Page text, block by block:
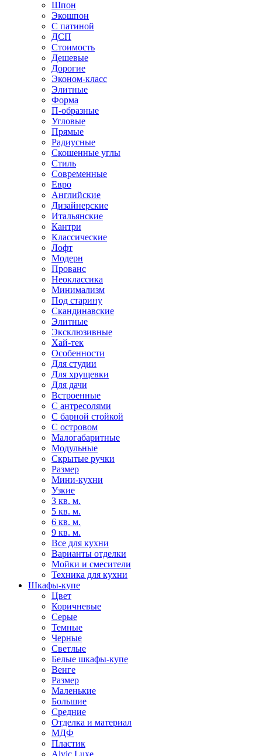
Шпон
Экошпон
С патиной
ДСП
Стоимость
Дешевые
Дорогие
Эконом-класс
Элитные
Форма
П-образные
Угловые
Прямые
Радиусные
Скошенные углы
Стиль
Современные
Евро
Английские
Дизайнерские
Итальянские
Кантри
Классические
Лофт
Модерн
Прованс
Неоклассика
Минимализм
Под старину
Скандинавские
Элитные
Эксклюзивные
Хай-тек
Особенности
Для студии
Для хрущевки
Для дачи
Встроенные
С антресолями
С барной стойкой
С островом
Малогабаритные
Модульные
Скрытые ручки
Размер
Мини-кухни
Узкие
3 кв. м.
5 кв. м.
6 кв. м.
9 кв. м.
Все для кухни
Варианты отделки
Мойки и смесители
Техника для кухни
Шкафы-купе
Цвет
Коричневые
Серые
Темные
Черные
Светлые
Белые шкафы-купе
Венге
Размер
Маленькие
Большие
Средние
Отделка и материал
МДФ
Пластик
Alvic Luxe